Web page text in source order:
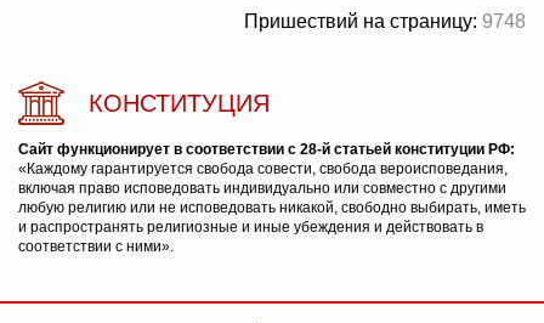
Пришествий на страницу: 9748
КОНСТИТУЦИЯ
Сайт функционирует в соответствии с 28-й статьей конституции РФ:
«Каждому гарантируется свобода совести, свобода вероисповедания,
включая право исповедовать индивидуально или совместно с другими
любую религию или не исповедовать никакой, свободно выбирать, иметь
и распространять религиозные и иные убеждения и действовать в
соответствии с ними».